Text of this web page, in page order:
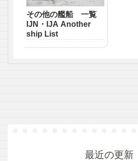
その他の艦船 一覧
IJN・IJA Another
ship List
最近の更新